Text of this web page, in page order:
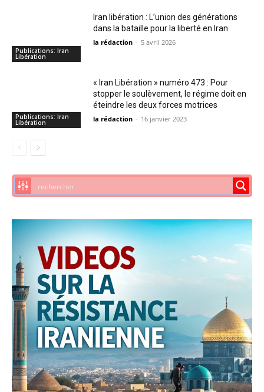
Publications: Iran
Libération
Iran libération : L’union des générations
dans la bataille pour la liberté en Iran
la rédaction - 5 avril 2026
Publications: Iran
Libération
« Iran Libération » numéro 473 : Pour
stopper le soulèvement, le régime doit en
éteindre les deux forces motrices
la rédaction - 16 janvier 2023